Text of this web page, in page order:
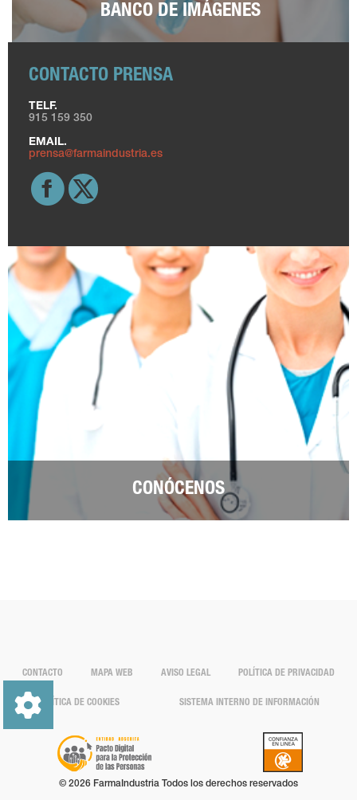
BANCO DE IMÁGENES
CONTACTO PRENSA
TELF.
915 159 350
EMAIL.
prensa@farmaindustria.es
CONÓCENOS
CONTACTO MAPA WEB AVISO LEGAL POLÍTICA DE PRIVACIDAD
POLÍTICA DE COOKIES SISTEMA INTERNO DE INFORMACIÓN
© 2026 FarmaIndustria Todos los derechos reservados